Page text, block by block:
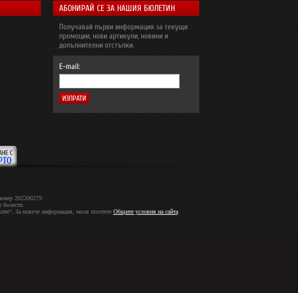
АБОНИРАЙ СЕ ЗА НАШИЯ БЮЛЕТИН
Получавай първи информация за текущи
промоции, нови артикули, новини и
допълнителни отстъпки.
E-mail:
202200279
За повече информация, моля посетете Общите условия на сайта.